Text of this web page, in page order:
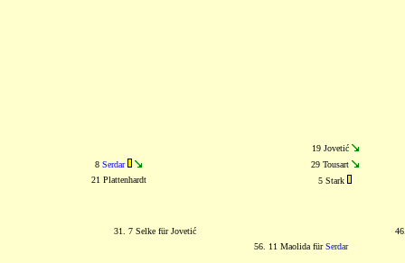
19 Jovetić
8 Serdar
29 Tousart
21 Plattenhardt
5 Stark
31. 7 Selke für Jovetić
56. 11 Maolida fürSerdar